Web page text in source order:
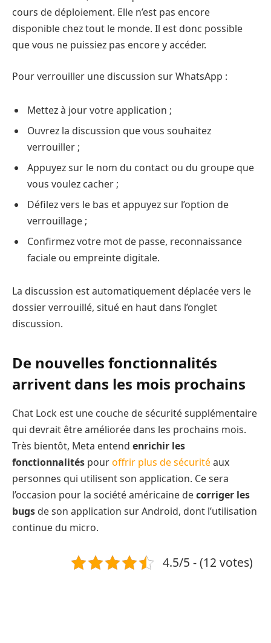
cours de déploiement. Elle n’est pas encore
disponible chez tout le monde. Il est donc possible
que vous ne puissiez pas encore y accéder.
Pour verrouiller une discussion sur WhatsApp :
Mettez à jour votre application ;
Ouvrez la discussion que vous souhaitez
verrouiller ;
Appuyez sur le nom du contact ou du groupe que
vous voulez cacher ;
Défilez vers le bas et appuyez sur l’option de
verrouillage ;
Confirmez votre mot de passe, reconnaissance
faciale ou empreinte digitale.
La discussion est automatiquement déplacée vers le
dossier verrouillé, situé en haut dans l’onglet
discussion.
De nouvelles fonctionnalités
arrivent dans les mois prochains
Chat Lock est une couche de sécurité supplémentaire
qui devrait être améliorée dans les prochains mois.
Très bientôt, Meta entend enrichir les
fonctionnalités pouroffrir plus de sécuritéaux
personnes qui utilisent son application. Ce sera
l’occasion pour la société américaine decorriger les
bugs de son application sur Android, dont l’utilisation
continue du micro.
4.5/5 - (12 votes)